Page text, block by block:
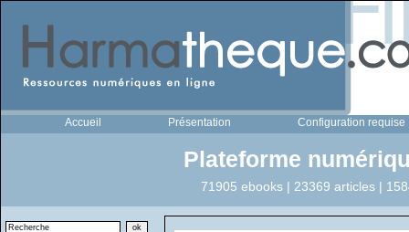
Accueil Présentation Configuration requise
Plateforme
71905 ebooks | 23369 articles |